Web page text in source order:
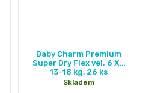
Baby Charm Premium
Super Dry Flex vel. 6 XL,
13-18 kg, 26 ks
hodnocení
produktu
Skladem